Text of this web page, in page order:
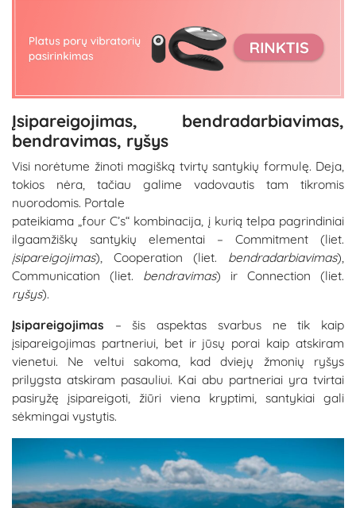
Įsipareigojimas, bendradarbiavimas,
bendravimas, ryšys
Visi norėtume žinoti magišką tvirtų santykių formulę. Deja,
tokios nėra, tačiau galime vadovautis tam tikromis
nuorodomis. Portale
pateikiama „four C’s“ kombinacija, į kurią telpa pagrindiniai
ilgaamžiškų santykių elementai – Commitment (liet.
įsipareigojimas), Cooperation (liet. bendradarbiavimas),
Communication (liet. bendravimas) ir Connection (liet.
ryšys).
Įsipareigojimas – šis aspektas svarbus ne tik kaip
įsipareigojimas partneriui, bet ir jūsų porai kaip atskiram
vienetui. Ne veltui sakoma, kad dviejų žmonių ryšys
prilygsta atskiram pasauliui. Kai abu partneriai yra tvirtai
pasiryžę įsipareigoti, žiūri viena kryptimi, santykiai gali
sėkmingai vystytis.